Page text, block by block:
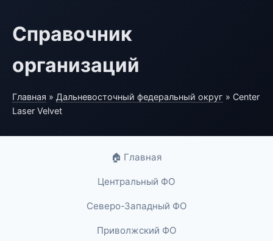
Справочник
организаций
Главная » Дальневосточный федеральный округ » Center
Laser Velvet
🏠 Главная
Центральный ФО
Северо-Западный ФО
Приволжский ФО